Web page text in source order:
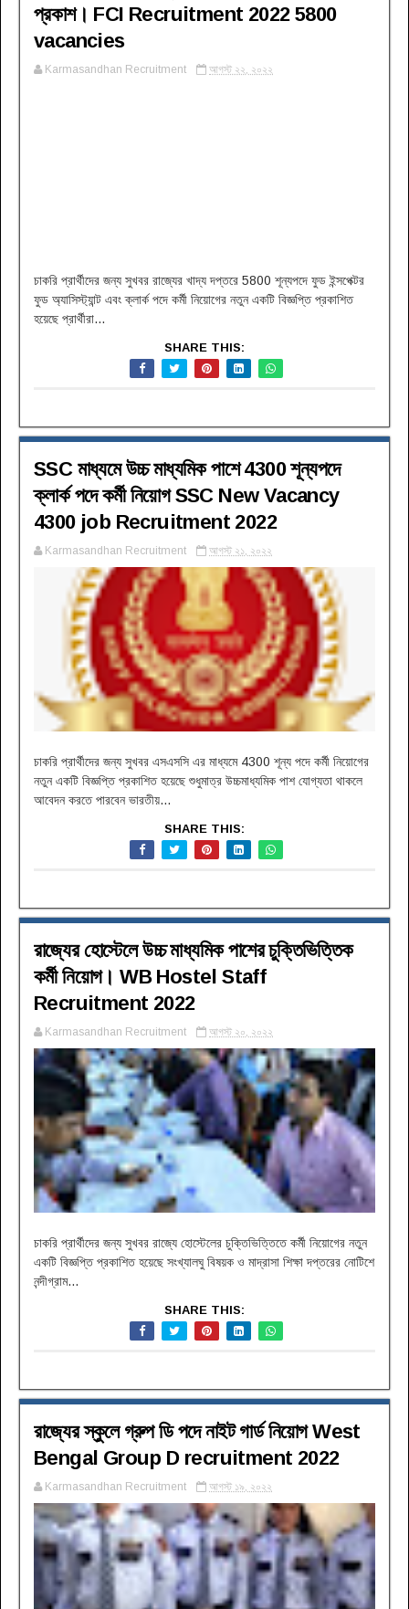
প্রকাশ। FCI Recruitment 2022 5800
vacancies
Karmasandhan Recruitment আগস্ট ২২, ২০২২
চাকরি প্রার্থীদের জন্য সুখবর রাজ্যের খাদ্য দপ্তরে 5800 শূন্যপদে ফুড ইন্সপেক্টর
ফুড অ্যাসিস্ট্যান্ট এবং ক্লার্ক পদে কর্মী নিয়োগের নতুন একটি বিজ্ঞপ্তি প্রকাশিত
হয়েছে প্রার্থীরা...
SHARE THIS:
SSC মাধ্যমে উচ্চ মাধ্যমিক পাশে 4300 শূন্যপদে
ক্লার্ক পদে কর্মী নিয়োগ SSC New Vacancy
4300 job Recruitment 2022
Karmasandhan Recruitment আগস্ট ২১, ২০২২
চাকরি প্রার্থীদের জন্য সুখবর এসএসসি এর মাধ্যমে 4300 শূন্য পদে কর্মী নিয়োগের
নতুন একটি বিজ্ঞপ্তি প্রকাশিত হয়েছে শুধুমাত্র উচ্চমাধ্যমিক পাশ যোগ্যতা থাকলে
আবেদন করতে পারবেন ভারতীয়...
SHARE THIS:
রাজ্যের হোস্টেলে উচ্চ মাধ্যমিক পাশের চুক্তিভিত্তিক
কর্মী নিয়োগ। WB Hostel Staff
Recruitment 2022
Karmasandhan Recruitment আগস্ট ২০, ২০২২
চাকরি প্রার্থীদের জন্য সুখবর রাজ্যে হোস্টেলের চুক্তিভিত্তিতে কর্মী নিয়োগের নতুন
একটি বিজ্ঞপ্তি প্রকাশিত হয়েছে সংখ্যালঘু বিষয়ক ও মাদ্রাসা শিক্ষা দপ্তরের নোটিশে
নন্দীগ্রাম...
SHARE THIS:
রাজ্যের স্কুলে গ্রুপ ডি পদে নাইট গার্ড নিয়োগ West
Bengal Group D recruitment 2022
Karmasandhan Recruitment আগস্ট ১৯, ২০২২